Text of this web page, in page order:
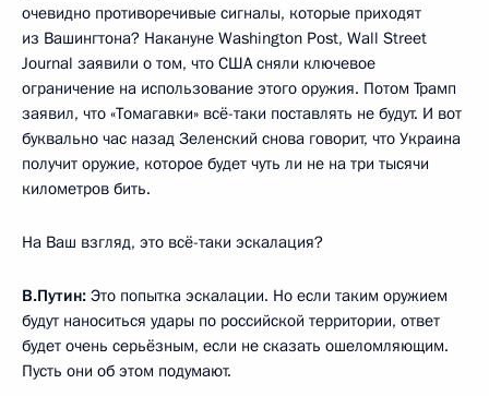
очевидно противоречивые сигналы, которые приходят
из Вашингтона? Накануне Washington Post, Wall Street
Journal заявили о том, что США сняли ключевое
ограничение на использование этого оружия. Потом Трамп
заявил, что «Томагавки» всё-таки поставлять не будут. И вот
буквально час назад Зеленский снова говорит, что Украина
получит оружие, которое будет чуть ли не на три тысячи
километров бить.
На Ваш взгляд, это всё-таки эскалация?
В.Путин: Это попытка эскалации. Но если таким оружием
будут наноситься удары по российской территории, ответ
будет очень серьёзным, если не сказать ошеломляющим.
Пусть они об этом подумают.